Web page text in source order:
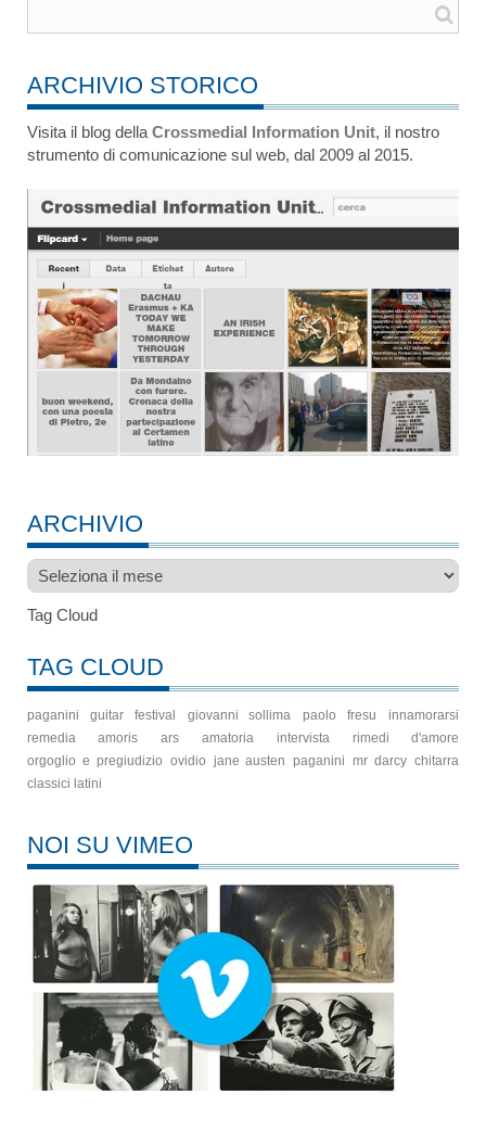
ARCHIVIO STORICO
Visita il blog della Crossmedial Information Unit, il nostro
strumento di comunicazione sul web, dal 2009 al 2015.
ARCHIVIO
Archivio
Tag Cloud
TAG CLOUD
paganini guitar festival giovanni sollima paolo fresu
innamorarsi
remedia amoris
ars amatoria intervista
rimedi d'amore
orgoglio e pregiudizio ovidio jane austen paganini mr darcy chitarra
classici latini
NOI SU VIMEO